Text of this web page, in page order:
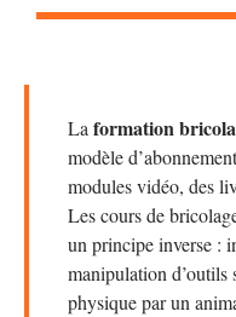
La formation
modèle
modules vidéo, des
Les cours de
un principe inverse :
manipulation d’outils
physique par un